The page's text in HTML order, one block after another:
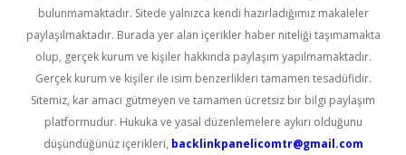
bulunmamaktadır. Sitede yalnızca kendi hazırladığımız makaleler
paylaşılmaktadır. Burada yer alan içerikler haber niteliği taşımamakta
olup, gerçek kurum ve kişiler hakkında paylaşım yapılmamaktadır.
Gerçek kurum ve kişiler ile isim benzerlikleri tamamen tesadüfidir.
Sitemiz, kar amacı gütmeyen ve tamamen ücretsiz bir bilgi paylaşım
platformudur. Hukuka ve yasal düzenlemelere aykırı olduğunu
düşündüğünüz içerikleri, backlinkpanelicomtr@gmail.com